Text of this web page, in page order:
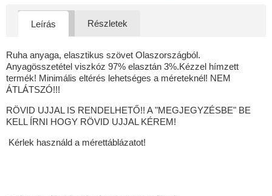
Leírás Részletek
Ruha anyaga, elasztikus szövet Olaszországból.
Anyagösszetétel viszkóz 97% elasztán 3%.Kézzel hímzett
termék! Minimális eltérés lehetséges a méreteknél! NEM
ÁTLÁTSZÓ!!!
RÖVID UJJAL IS RENDELHETŐ!! A "MEGJEGYZÉSBE" BE
KELL ÍRNI HOGY RÖVID UJJAL KÉREM!
Kérlek használd a mérettáblázatot!